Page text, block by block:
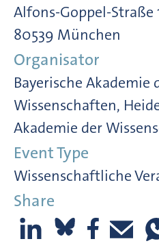
Alfons-Goppel-Straße
80539 München
Organisator
Bayerische Akademie
Wissenschaften,
Akademie der
Event Type
Wissenschaftliche
Share